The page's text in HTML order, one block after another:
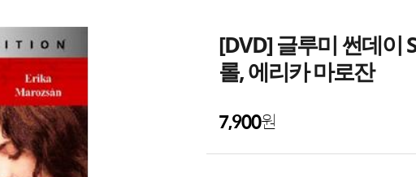
[DVD] 글루미 썬데이
롤, 에리카 마로잔
7,900원